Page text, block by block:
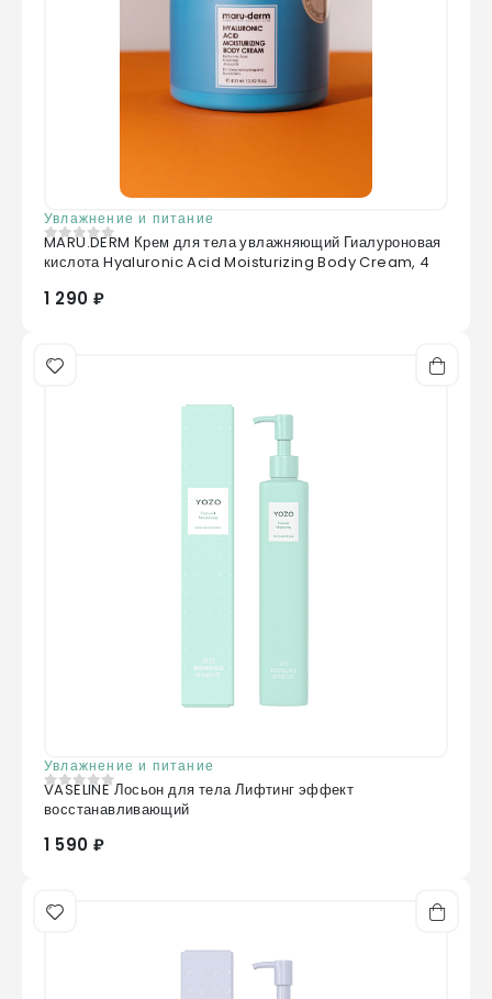
Увлажнение и питание
0из 5
MARU.DERM Крем для тела увлажняющий Гиалуроновая
кислота Hyaluronic Acid Moisturizing Body Cream, 4
1 290 ₽
Увлажнение и питание
0 из 5
VASELINE Лосьон для тела Лифтинг эффект
восстанавливающий
1 590 ₽